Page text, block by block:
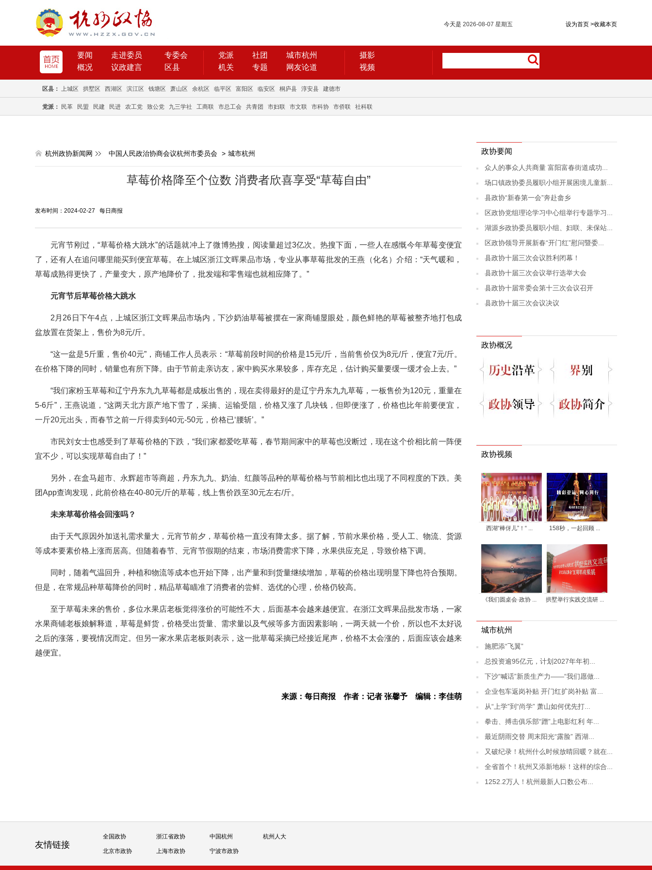
设为首页 >收藏本页
今天是 2026-08-07 星期五
要闻 走进委员
专委会
概况
议政建言 区县
党派 社团
城市杭州
机关
专题 网友论道
摄影
视频
区县： 上城区 拱墅区 西湖区 滨江区 钱塘区 萧山区 余杭区 临平区 富阳区 临安区 桐庐县 淳安县 建德市
党派： 民革 民盟 民建 民进 农工党 致公党 九三学社 工商联 市总工会 共青团 市妇联 市文联 市科协 市侨联 社科联
杭州政协新闻网 中国人民政治协商会议杭州市委员会 > 城市杭州
草莓价格降至个位数 消费者欣喜享受“草莓自由”
发布时间：2024-02-27 每日商报
元宵节刚过，“草莓价格大跳水”的话题就冲上了微博热搜，阅读量超过3亿次。热搜下面，一些人在感慨今年草莓变便宜
了，还有人在追问哪里能买到便宜草莓。在上城区浙江文晖果品市场，专业从事草莓批发的王燕（化名）介绍：“天气暖和，
草莓成熟得更快了，产量变大，原产地降价了，批发端和零售端也就相应降了。”
元宵节后草莓价格大跳水
2月26日下午4点，上城区浙江文晖果品市场内，下沙奶油草莓被摆在一家商铺显眼处，颜色鲜艳的草莓被整齐地打包成
盆放置在货架上，售价为8元/斤。
“这一盆是5斤重，售价40元”，商铺工作人员表示：“草莓前段时间的价格是15元/斤，当前售价仅为8元/斤，便宜7元/斤。
在价格下降的同时，销量也有所下降。由于节前走亲访友，家中购买水果较多，库存充足，估计购买量要缓一缓才会上去。”
“我们家粉玉草莓和辽宁丹东九九草莓都是成板出售的，现在卖得最好的是辽宁丹东九九草莓，一板售价为120元，重量在
5-6斤”，王燕说道，“这两天北方原产地下雪了，采摘、运输受阻，价格又涨了几块钱，但即便涨了，价格也比年前要便宜，
一斤20元出头，而春节之前一斤得卖到40元-50元，价格已‘腰斩’。”
市民刘女士也感受到了草莓价格的下跌，“我们家都爱吃草莓，春节期间家中的草莓也没断过，现在这个价相比前一阵便
宜不少，可以实现草莓自由了！”
另外，在盒马超市、永辉超市等商超，丹东九九、奶油、红颜等品种的草莓价格与节前相比也出现了不同程度的下跌。美
团App查询发现，此前价格在40-80元/斤的草莓，线上售价跌至30元左右/斤。
未来草莓价格会回涨吗？
由于天气原因外加送礼需求量大，元宵节前夕，草莓价格一直没有降太多。据了解，节前水果价格，受人工、物流、货源
等成本要素价格上涨而居高。但随着春节、元宵节假期的结束，市场消费需求下降，水果供应充足，导致价格下调。
同时，随着气温回升，种植和物流等成本也开始下降，出产量和到货量继续增加，草莓的价格出现明显下降也符合预期。
但是，在常规品种草莓降价的同时，精品草莓瞄准了消费者的尝鲜、选优的心理，价格仍较高。
至于草莓未来的售价，多位水果店老板觉得涨价的可能性不大，后面基本会越来越便宜。在浙江文晖果品批发市场，一家
水果商铺老板娘解释道，草莓是鲜货，价格受出货量、需求量以及气候等多方面因素影响，一两天就一个价，所以也不太好说
之后的涨落，要视情况而定。但另一家水果店老板则表示，这一批草莓采摘已经接近尾声，价格不太会涨的，后面应该会越来
越便宜。
来源：每日商报 作者：记者 张馨予 编辑：李佳萌
政协要闻
众人的事众人共商量 富阳富春街道成功...
场口镇政协委员履职小组开展困境儿童新...
县政协“新春第一会”奔赴畲乡
区政协党组理论学习中心组举行专题学习...
湖源乡政协委员履职小组、妇联、未保站...
区政协领导开展新春“开门红”慰问暨委...
县政协十届三次会议胜利闭幕！
县政协十届三次会议举行选举大会
县政协十届常委会第十三次会议召开
县政协十届三次会议决议
政协概况
政协视频
西湖“棒伢儿”！“ ... 158秒，一起回顾 ...
《我们圆桌会·政协 ... 拱墅举行实践交流研 ...
城市杭州
施肥添“飞翼”
总投资逾95亿元，计划2027年年初...
下沙“喊话”新质生产力——“我们愿做...
企业包车返岗补贴 开门红扩岗补贴 富...
从“上学”到“尚学” 萧山如何优先打...
拳击、搏击俱乐部“蹭”上电影红利 年...
最近阴雨交替 周末阳光“露脸” 西湖...
又破纪录！杭州什么时候放晴回暖？就在...
全省首个！杭州又添新地标！这样的综合...
1252.2万人！杭州最新人口数公布...
友情链接
全国政协 浙江省政协 中国杭州 杭州人大
北京市政协 上海市政协 宁波市政协